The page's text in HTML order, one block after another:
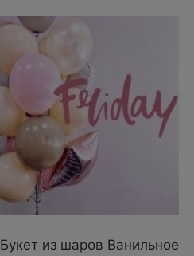
Букет из шаров Ванильное